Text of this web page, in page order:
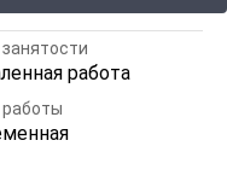
работа
работы